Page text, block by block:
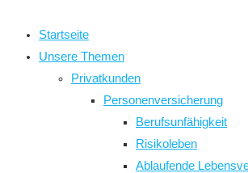
Startseite
Unsere Themen
Privatkunden
Personenversicherung
Berufsunfähigkeit
Risikoleben
Ablaufende